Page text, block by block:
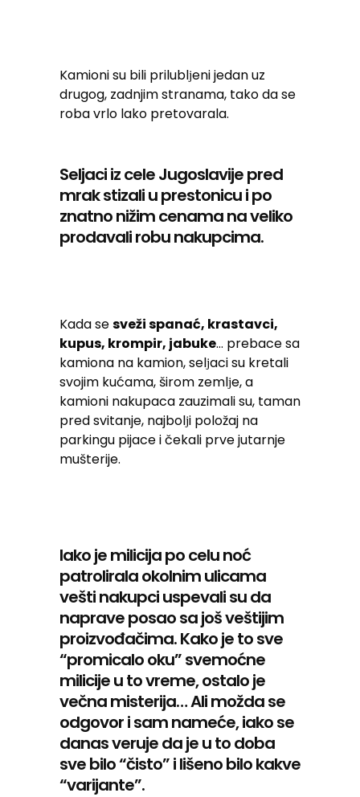
Kamioni su bili prilublјeni jedan uz
drugog, zadnjim stranama, tako da se
roba vrlo lako pretovarala.
Seljaci iz cele Jugoslavije pred
mrak stizali u prestonicu i po
znatno nižim cenama na veliko
prodavali robu nakupcima.
Kada sesveži spanać, krastavci,
kupus, krompir, jabuke… prebace sa
kamiona na kamion, selјaci su kretali
svojim kućama, širom zemlјe, a
kamioni nakupaca zauzimali su, taman
pred svitanje, najbolјi položaj na
parkingu pijace i čekali prve jutarnje
mušterije.
Iako je milicija po celu noć
patrolirala okolnim ulicama
vešti nakupci uspevali su da
naprave posao sa još veštijim
proizvođačima. Kako je to sve
“promicalo oku” svemoćne
milicije u to vreme, ostalo je
večna misterija… Ali možda se
odgovor i sam nameće, iako se
danas veruje da je u to doba
sve bilo “čisto” i lišeno bilo kakve
“varijante”.